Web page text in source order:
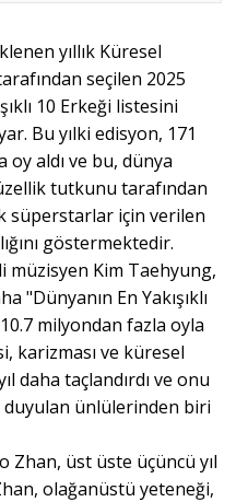
yıllık Küresel
seçilen 2025
10 Erkeği listesini
Bu yılki edisyon, 171
aldı ve bu, dünya
tutkunu tarafından
süperstarlar için verilen
göstermektedir.
müzisyen Kim Taehyung,
"Dünyanın En Yakışıklı
10.7 milyondan fazla oyla
karizması ve küresel
daha taçlandırdı ve onu
duyulan ünlülerinden biri
Zhan, üst üste üçüncü yıl
olağanüstü yeteneği,